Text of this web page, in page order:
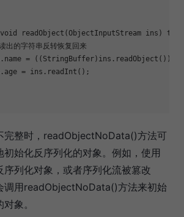
void readObject (ObjectInputStream ins)
出的字符串反转恢复回来
.name =
.age = ins.readInt();
完整时，readObjectNoData()方法可
初始化反序列化的对象。例如，使用
序列化对象，或者序列化流被篡改
调用readObjectNoData()方法来初始
象。